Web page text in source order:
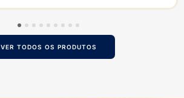
5 6 7 8 9
VER TODOS OS PRODUTOS